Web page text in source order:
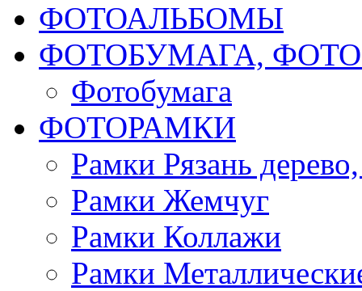
ФОТОАЛЬБОМЫ
ФОТОБУМАГА,
Фотобумага
ФОТОРАМКИ
Рамки Рязань
Рамки Жемчуг
Рамки Коллажи
Рамки